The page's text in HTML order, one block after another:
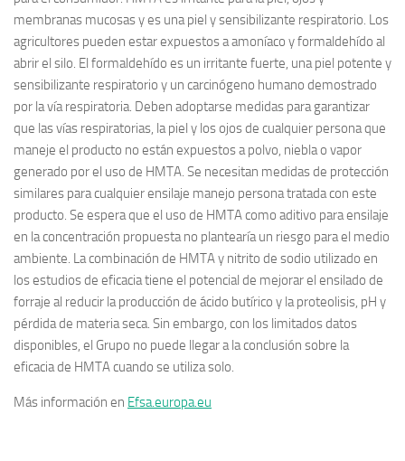
membranas mucosas y es una piel y sensibilizante respiratorio. Los
agricultores pueden estar expuestos a amoníaco y formaldehído al
abrir el silo. El formaldehído es un irritante fuerte, una piel potente y
sensibilizante respiratorio y un carcinógeno humano demostrado
por la vía respiratoria. Deben adoptarse medidas para garantizar
que las vías respiratorias, la piel y los ojos de cualquier persona que
maneje el producto no están expuestos a polvo, niebla o vapor
generado por el uso de HMTA. Se necesitan medidas de protección
similares para cualquier ensilaje manejo persona tratada con este
producto. Se espera que el uso de HMTA como aditivo para ensilaje
en la concentración propuesta no plantearía un riesgo para el medio
ambiente. La combinación de HMTA y nitrito de sodio utilizado en
los estudios de eficacia tiene el potencial de mejorar el ensilado de
forraje al reducir la producción de ácido butírico y la proteolisis, pH y
pérdida de materia seca. Sin embargo, con los limitados datos
disponibles, el Grupo no puede llegar a la conclusión sobre la
eficacia de HMTA cuando se utiliza solo.
Más información en Efsa.europa.eu